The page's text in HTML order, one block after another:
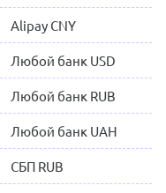
Alipay CNY
Любой банк USD
Любой банк RUB
Любой банк UAH
СБП RUB